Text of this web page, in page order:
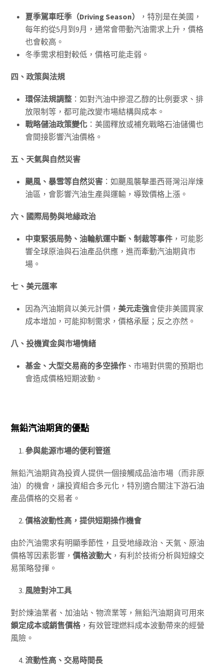
夏季駕車旺季（Driving Season）
，特別是在美國，
每年約從5月到9月，通常會帶動汽油需求上升，價格
也會較高。
冬季需求相對較低，價格可能走弱。
四、政策與法規
環保法規調整 ：如對汽油中摻混乙醇的比例要求、排
放限制等，都可能改變市場結構與成本。
戰略儲油政策變化 ：美國釋放或補充戰略石油儲備也
會間接影響汽油價格。
五、天氣與自然災害
颶風、暴雪等自然災害 ：如颶風襲擊墨西哥灣沿岸煉
油區，會影響汽油生產與運輸，導致價格上漲。
六、國際局勢與地緣政治
中東緊張局勢、油輪航運中斷、制裁等事件 ，可能影
響全球原油與石油產品供應，進而牽動汽油期貨市
場。
七、美元匯率
因為汽油期貨以美元計價， 美元走強會使非美國買家
成本增加，可能抑制需求，價格承壓；反之亦然。
八、投機資金與市場情緒
基金、大型交易商的多空操作 、市場對供需的預期也
會造成價格短期波動。
無鉛汽油期貨的優點
參與能源市場的便利管道
無鉛汽油期貨為投資人提供一個接觸成品油市場（而非原
油）的機會，讓投資組合多元化，特別適合關注下游石油
產品價格的交易者。
價格波動性高，提供短期操作機會
由於汽油需求有明顯季節性，且受地緣政治、天氣、原油
價格等因素影響，價格波動大 ，有利於技術分析與短線交
易策略發揮。
風險對沖工具
對於煉油業者、加油站、物流業等，無鉛汽油期貨可用來
鎖定成本或銷售價格，有效管理燃料成本波動帶來的經營
風險。
流動性高、交易時間長